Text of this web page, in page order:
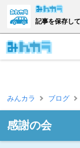
記事を保存し
みんカラ ブログ
感謝の会